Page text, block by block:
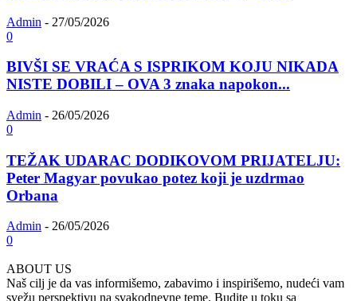
Admin - 27/05/2026
0
BIVŠI SE VRAĆA S ISPRIKOM KOJU NIKADA
NISTE DOBILI – OVA 3 znaka napokon...
Admin - 26/05/2026
0
TEŽAK UDARAC DODIKOVOM PRIJATELJU:
Peter Magyar povukao potez koji je uzdrmao
Orbana
Admin - 26/05/2026
0
ABOUT US
Naš cilj je da vas informišemo, zabavimo i inspirišemo, nudeći vam
svežu perspektivu na svakodnevne teme. Budite u toku sa